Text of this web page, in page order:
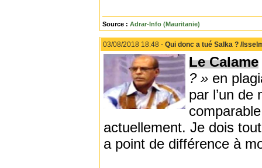
Source : Adrar-Info (Mauritanie)
03/08/2018 18:48 - Qui donc a tué Salka ? /
Le Calame
? » en
par l’un
actuellement. Je dois
a point de différence à